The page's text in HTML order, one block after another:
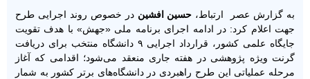
به گزارش عصر ارتباط، حسین افشین در خصوص روند اجرایی طرح
جهت اعلام کرد: در ادامه اجرای برنامه ملی «جهش» با هدف تقویت
جایگاه علمی کشور، قرارداد اجرایی ۹ دانشگاه منتخب برای دریافت
گرنت ویژه پژوهشی در هفته جاری منعقد می‌شود؛ اقدامی که آغاز
مرحله عملیاتی این طرح راهبردی در دانشگاه‌های برتر کشور به شمار